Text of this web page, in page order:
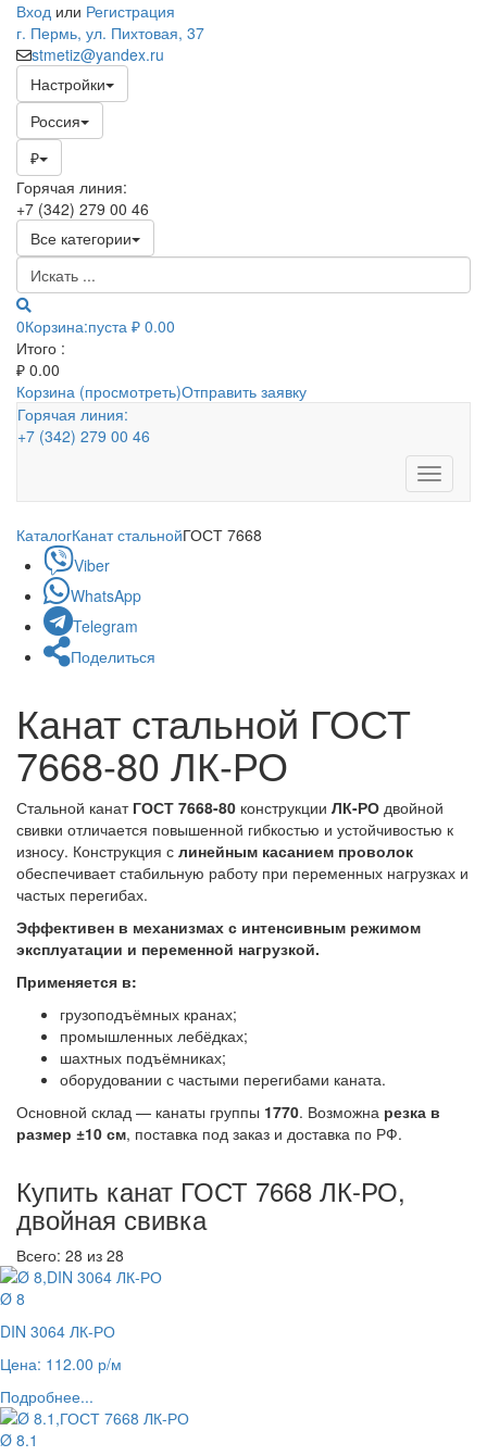
Вход или Регистрация
г. Пермь, ул. Пихтовая, 37
stmetiz@yandex.ru
Настройки
Россия
₽
Горячая линия:
+7 (342) 279 00 46
Все категории
0Корзина:пуста ₽ 0.00
Итого :
₽ 0.00
Корзина (просмотреть)Отправить заявку
Горячая линия:
+7 (342) 279 00 46
Toggle
КаталогКанат стальнойГОСТ 7668
Viber
WhatsApp
Telegram
Поделиться
Канат стальной ГОСТ
7668-80 ЛК-РО
Стальной канат ГОСТ 7668-80 конструкции ЛК-РО двойной
свивки отличается повышенной гибкостью и устойчивостью к
износу. Конструкция с линейным касанием проволок
обеспечивает стабильную работу при переменных нагрузках и
частых перегибах.
Эффективен в механизмах с интенсивным режимом
эксплуатации и переменной нагрузкой.
Применяется в:
грузоподъёмных кранах;
промышленных лебёдках;
шахтных подъёмниках;
оборудовании с частыми перегибами каната.
Основной склад — канаты группы 1770. Возможна резка в
размер ±10 см, поставка под заказ и доставка по РФ.
Купить канат ГОСТ 7668 ЛК-РО,
двойная свивка
Всего: 28 из 28
Ø 8
DIN 3064 ЛК-РО
Цена: 112.00 р/м
Подробнее...
Ø 8.1